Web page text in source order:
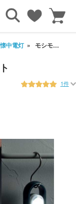
中電灯 モシモニソナエル 3WAYマルチライト
1件